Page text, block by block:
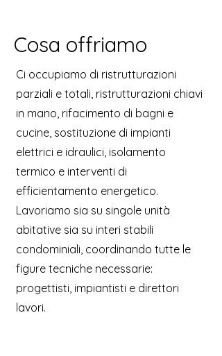
Cosa offriamo
Ci occupiamo di ristrutturazioni
parziali e totali, ristrutturazioni chiavi
in mano, rifacimento di bagni e
cucine, sostituzione di impianti
elettrici e idraulici, isolamento
termico e interventi di
efficientamento energetico.
Lavoriamo sia su singole unità
abitative sia su interi stabili
condominiali, coordinando tutte le
figure tecniche necessarie:
progettisti, impiantisti e direttori
lavori.